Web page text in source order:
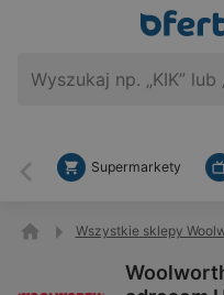
Wstecz
Supermarkety
Wszystkie sklepy